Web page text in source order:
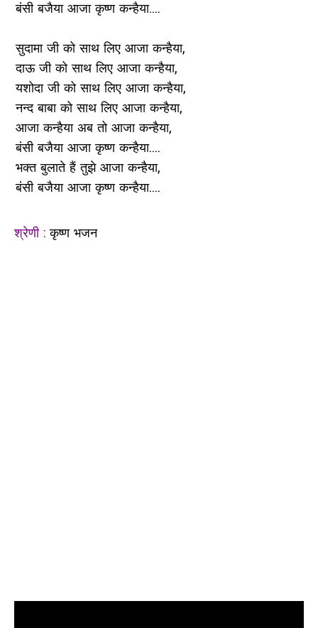
बंसी बजैया आजा कृष्ण कन्हैया....
सुदामा जी को साथ लिए आजा कन्हैया,
दाऊ जी को साथ लिए आजा कन्हैया,
यशोदा जी को साथ लिए आजा कन्हैया,
नन्द बाबा को साथ लिए आजा कन्हैया,
आजा कन्हैया अब तो आजा कन्हैया,
बंसी बजैया आजा कृष्ण कन्हैया....
भक्त बुलाते हैं तुझे आजा कन्हैया,
बंसी बजैया आजा कृष्ण कन्हैया....
श्रेणी :कृष्ण भजन